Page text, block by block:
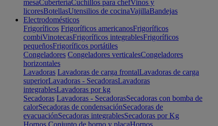
mesaCuberteríaCuchillos para chefVinos y
licoresBotellasUtensilios de cocinaVajillaBandejas
Electrodomésticos
Frigoríficos Frigoríficos americanosFrigoríficos
combiVinotecasFrigoríficos integrablesFrigoríficos
pequeñosFrigoríficos portátiles
Congeladores Congeladores verticalesCongeladores
horizontales
Lavadoras Lavadoras de carga frontalLavadoras de carga
superiorLavadoras - SecadorasLavadoras
integrablesLavadoras por kg
Secadoras Lavadoras - SecadorasSecadoras con bomba de
calorSecadoras de condensaciónSecadoras de
evacuaciónSecadoras integrablesSecadoras por Kg
Hornos Conjunto de horno y placaHornos